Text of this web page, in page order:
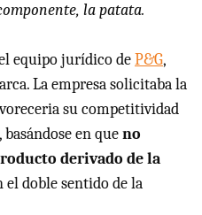
la patata.
equipo jurídico deP&G,
La empresa solicitaba la
su competitividad
en queno
derivado de la
el doble sentido de la